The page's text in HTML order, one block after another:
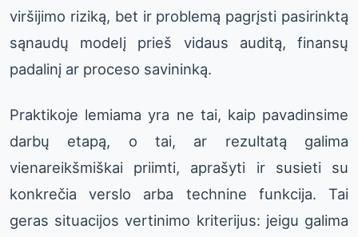
viršijimo riziką, bet ir problemą pagrįsti pasirinktą
sąnaudų modelį prieš vidaus auditą, finansų
padalinį ar proceso savininką.
Praktikoje lemiama yra ne tai, kaip pavadinsime
darbų etapą, o tai, ar rezultatą galima
vienareikšmiškai priimti, aprašyti ir susieti su
konkrečia verslo arba technine funkcija. Tai
geras situacijos vertinimo kriterijus: jeigu galima